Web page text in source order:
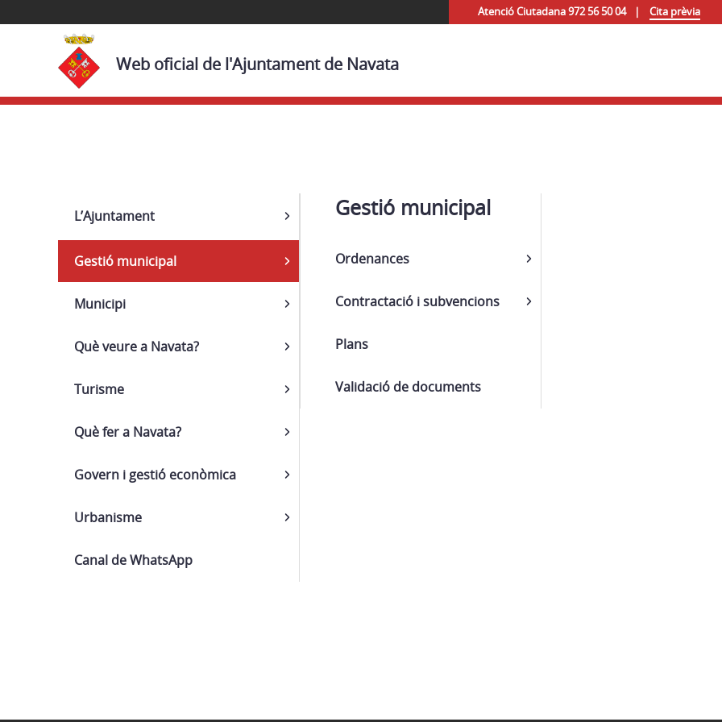
Atenció Ciutadana 972 56 50 04 Cita prèvia
Web oficial de l'Ajuntament de Navata
Navega
L’Ajuntament
Gestió municipal
Gestió municipal
Ordenances
Contractació i subvencions
Plans
Validació de documents
Municipi
Què veure a Navata?
Turisme
Què fer a Navata?
Govern i gestió econòmica
Urbanisme
Canal de WhatsApp